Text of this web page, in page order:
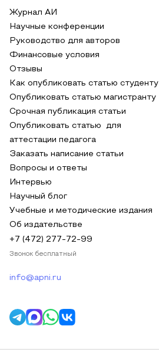
Журнал АИ
Научные конференции
Руководство для авторов
Финансовые условия
Отзывы
Как опубликовать статью студенту
Опубликовать статью магистранту
Срочная публикация статьи
Опубликовать статью для
аттестации педагога
Заказать написание статьи
Вопросы и ответы
Интервью
Научный блог
Учебные и методические издания
Об издательстве
+7 (472) 277-72-99
Звонок бесплатный
info@apni.ru